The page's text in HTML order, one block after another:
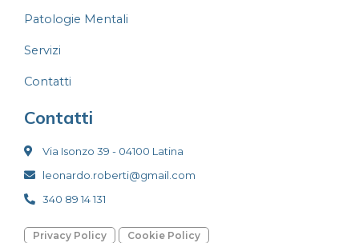
Patologie Mentali
Servizi
Contatti
Contatti
Via Isonzo 39 - 04100 Latina
leonardo.roberti@gmail.com
340 89 14 131
Privacy Policy Cookie Policy